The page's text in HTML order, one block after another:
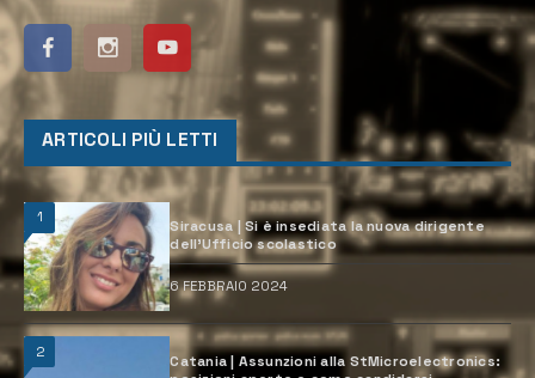
ARTICOLI PIÙ LETTI
1
Siracusa | Si è insediata la nuova dirigente
dell’Ufficio scolastico
6 FEBBRAIO 2024
2
Catania | Assunzioni alla StMicroelectronics: